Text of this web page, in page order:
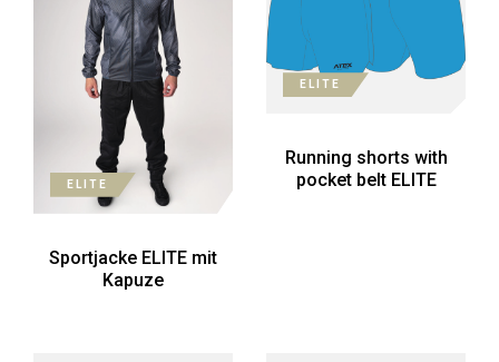
ELITE
Sportjacke ELITE mit
Kapuze
ELITE
Running shorts with
pocket belt ELITE